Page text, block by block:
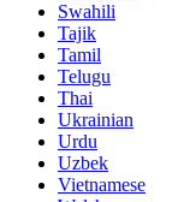
Swahili
Tajik
Tamil
Telugu
Thai
Ukrainian
Urdu
Uzbek
Vietnamese